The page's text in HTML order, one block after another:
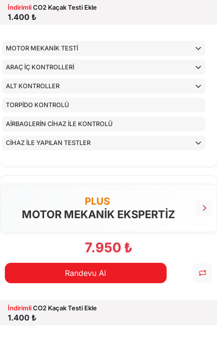
İndirimliCO2 Kaçak Testi Ekle
1.400 ₺
MOTOR MEKANİK TESTİ
ARAÇ İÇ KONTROLLERİ
ALT KONTROLLER
TORPİDO KONTROLÜ
AİRBAGLERİN CİHAZ İLE KONTROLÜ
CİHAZ İLE YAPILAN TESTLER
PLUS
MOTOR MEKANİK EKSPERTİZ
7.950 ₺
Randevu Al
İndirimliCO2 Kaçak Testi Ekle
1.400 ₺